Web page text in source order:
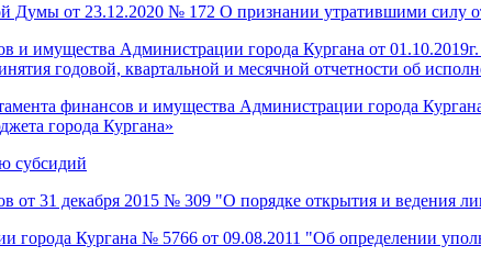
Думы от 23.12.2020 № 172 О признании утратившими силу
и имущества Администрации города Кургана от
годовой, квартальной и месячной отчетности об
финансов и имущества Администрации города
города Кургана»
субсидий
от 31 декабря 2015 № 309 "О порядке открытия и ведения
города Кургана № 5766 от 09.08.2011 "Об определении